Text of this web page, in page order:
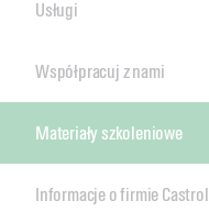
Usługi
Współpracuj z nami
Materiały szkoleniowe
Informacje o firmie Castrol